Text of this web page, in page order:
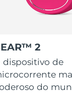
2
dispositivo de
do